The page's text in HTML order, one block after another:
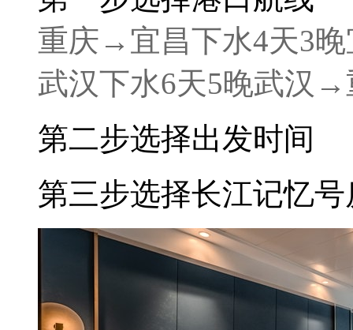
重庆→宜昌下水4天3晚
武汉下水6天5晚武汉→
第二步选择出发时间
第三步选择长江记忆号